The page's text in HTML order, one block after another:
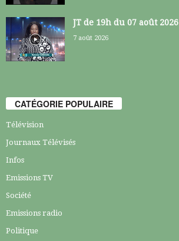
JT de 19h du 07 août 2026
7 août 2026
CATÉGORIE POPULAIRE
Télévision
Journaux Télévisés
Infos
Emissions TV
Société
Emissions radio
Politique